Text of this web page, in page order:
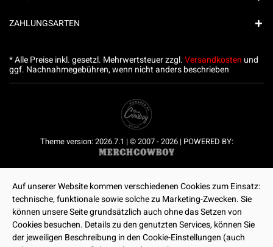
ZAHLUNGSARTEN
* Alle Preise inkl. gesetzl. Mehrwertsteuer zzgl.Versandkosten und
ggf. Nachnahmegebühren, wenn nicht anders beschrieben
Theme version: 2026.7.1 | © 2007 - 2026 | POWERED BY:
Auf unserer Website kommen verschiedenen Cookies zum Einsatz:
technische, funktionale sowie solche zu Marketing-Zwecken. Sie
können unsere Seite grundsätzlich auch ohne das Setzen von
Cookies besuchen. Details zu den genutzten Services, können Sie
der jeweiligen Beschreibung in den Cookie-Einstellungen (auch